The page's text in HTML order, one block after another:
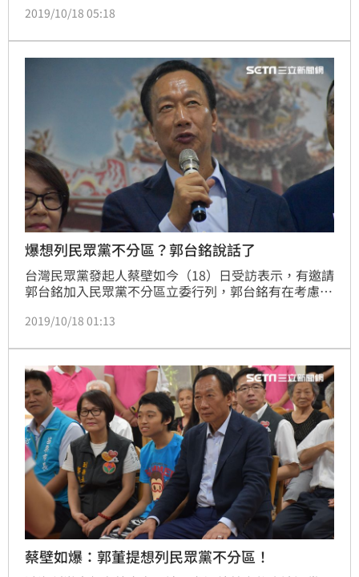
下)。
2019/10/18 05:18
爆想列民眾黨不分區？郭台銘說話了
台灣民眾黨發起人蔡壁如今（18）日受訪表示，有邀請
郭台銘加入民眾黨不分區立委行列，郭台銘有在考慮入
或10名」。對此，郭台銘辦公室表示，郭台銘先生才剛
輔選郭家軍，同時也希望不分黨派合縱連橫，未來在國
會能推動他所提出的福國利民政策，加上還有政經學院
和智庫要規劃和執行，是否要列民眾黨的不分區，現階
段暫時不在人
2019/10/18 01:13
蔡壁如爆：郭董提想列民眾黨不分區！